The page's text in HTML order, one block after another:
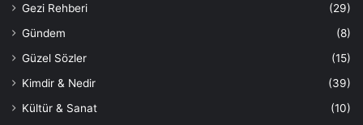
Gezi Rehberi
(29)
Gündem
(8)
Güzel Sözler
(15)
Kimdir & Nedir
(39)
Kültür & Sanat
(10)